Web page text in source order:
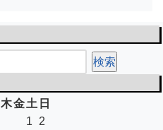
木金 土 日
1
2